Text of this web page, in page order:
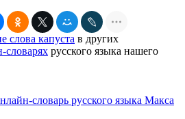
слова капуста в других
словарях русского языка нашего
словарь русского языка Макса